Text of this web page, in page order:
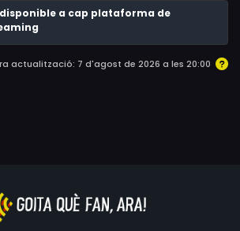
a cap plataforma de
actualització: 7 d'agost de 2026 a les 20:00